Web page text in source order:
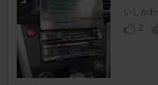
いしか
2